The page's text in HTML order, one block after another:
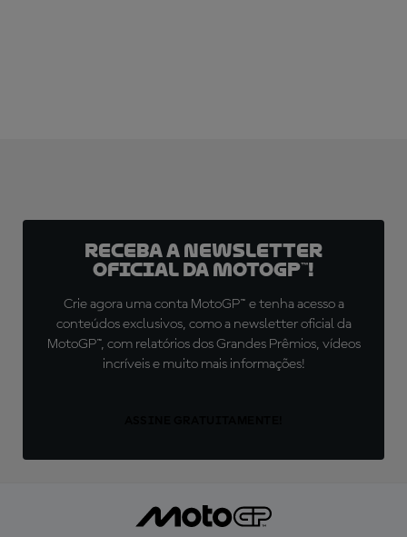
Receba a newsletter
oficial da MotoGP™!
Crie agora uma conta MotoGP™ e tenha acesso a
conteúdos exclusivos, como a newsletter oficial da
MotoGP™, com relatórios dos Grandes Prêmios, vídeos
incríveis e muito mais informações!